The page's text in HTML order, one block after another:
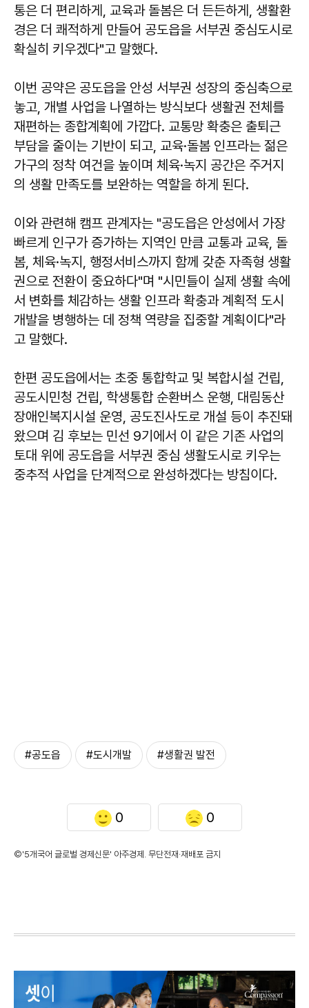
통은 더 편리하게, 교육과 돌봄은 더 든든하게, 생활환
경은 더 쾌적하게 만들어 공도읍을 서부권 중심도시로
확실히 키우겠다"고 말했다.
이번 공약은 공도읍을 안성 서부권 성장의 중심축으로
놓고, 개별 사업을 나열하는 방식보다 생활권 전체를
재편하는 종합계획에 가깝다. 교통망 확충은 출퇴근
부담을 줄이는 기반이 되고, 교육·돌봄 인프라는 젊은
가구의 정착 여건을 높이며 체육·녹지 공간은 주거지
의 생활 만족도를 보완하는 역할을 하게 된다.
이와 관련해 캠프 관계자는 "공도읍은 안성에서 가장
빠르게 인구가 증가하는 지역인 만큼 교통과 교육, 돌
봄, 체육·녹지, 행정서비스까지 함께 갖춘 자족형 생활
권으로 전환이 중요하다"며 "시민들이 실제 생활 속에
서 변화를 체감하는 생활 인프라 확충과 계획적 도시
개발을 병행하는 데 정책 역량을 집중할 계획이다"라
고 말했다.
한편 공도읍에서는 초중 통합학교 및 복합시설 건립,
공도시민청 건립, 학생통합 순환버스 운행, 대림동산
장애인복지시설 운영, 공도진사도로 개설 등이 추진돼
왔으며 김 후보는 민선 9기에서 이 같은 기존 사업의
토대 위에 공도읍을 서부권 중심 생활도시로 키우는
중추적 사업을 단계적으로 완성하겠다는 방침이다.
#공도읍 #도시개발 #생활권 발전
0 0
©'5개국어 글로벌 경제신문' 아주경제. 무단전재·재배포 금지